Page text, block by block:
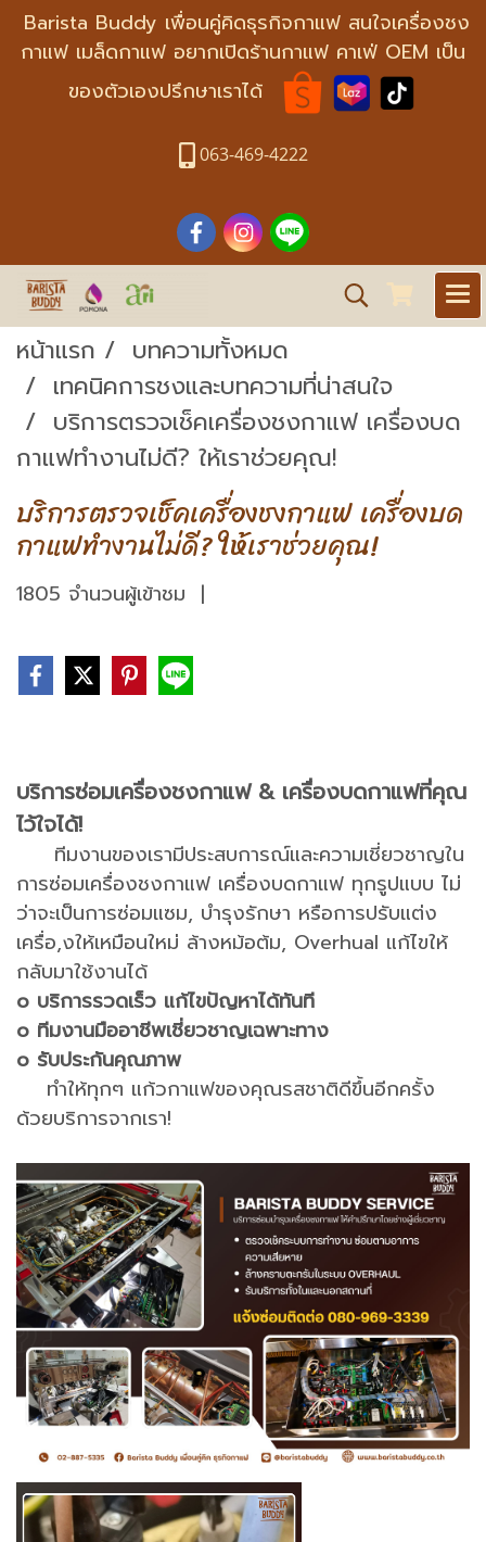
Barista Buddy เพื่อนคู่คิดธุรกิจกาแฟ สนใจเครื่องชง
กาแฟ เมล็ดกาแฟ อยากเปิดร้านกาแฟ คาเฟ่ OEM เป็น
ของตัวเองปรึกษาเราได้
063-469-4222
หน้าแรก
บทความทั้งหมด
เทคนิคการชงและบทความที่น่าสนใจ
บริการตรวจเช็คเครื่องชงกาแฟ เครื่องบด
กาแฟทำงานไม่ดี? ให้เราช่วยคุณ!
บริการตรวจเช็คเครื่องชงกาแฟ เครื่องบด
กาแฟทำงานไม่ดี? ให้เราช่วยคุณ!
1805 จำนวนผู้เข้าชม |
บริการซ่อมเครื่องชงกาแฟ & เครื่องบดกาแฟที่คุณ
ไว้ใจได้!
ทีมงานของเรามีประสบการณ์และความเชี่ยวชาญใน
การซ่อมเครื่องชงกาแฟ เครื่องบดกาแฟ ทุกรูปแบบ ไม่
ว่าจะเป็นการซ่อมแซม, บำรุงรักษา หรือการปรับแต่ง
เครื่อ,งให้เหมือนใหม่ ล้างหม้อต้ม, Overhual แก้ไขให้
กลับมาใช้งานได้
o บริการรวดเร็ว แก้ไขปัญหาได้ทันที
o ทีมงานมืออาชีพเชี่ยวชาญเฉพาะทาง
o รับประกันคุณภาพ
ทำให้ทุกๆ แก้วกาแฟของคุณรสชาติดีขึ้นอีกครั้ง
ด้วยบริการจากเรา!